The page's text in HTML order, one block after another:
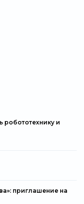
робототехнику и
приглашение на